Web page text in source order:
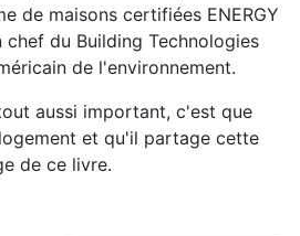
de maisons certifiées ENERGY
chef du Building Technologies
de l'environnement.
aussi important, c'est que
et qu'il partage cette
de ce livre.